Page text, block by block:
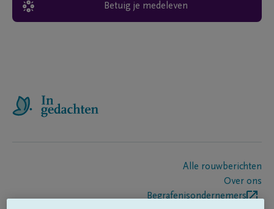
Betuig je medeleven
Alle rouwberichten
Over ons
Begrafenisondernemers